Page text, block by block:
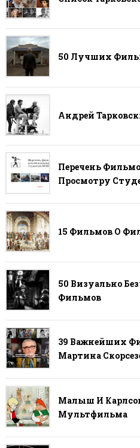
50 Лучших
Андрей
Перечень
Просмотру
15 Фильмов О
50 Визуально
Фильмов
39 Важнейших
Мартина
Малыш И
Мультфильма